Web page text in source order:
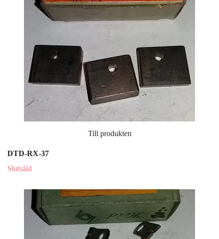
Till produkten
DTD-RX-37
Slutsåld